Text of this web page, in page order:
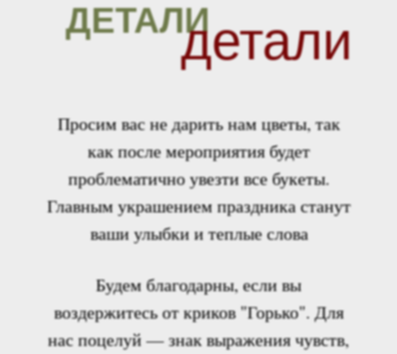
ДЕТАЛИдетали
Просим вас не дарить нам цветы, так
как после мероприятия будет
проблематично увезти все букеты.
Главным украшением праздника станут
ваши улыбки и теплые слова
Будем благодарны, если вы
воздержитесь от криков "Горько". Для
нас поцелуй — знак выражения чувств,